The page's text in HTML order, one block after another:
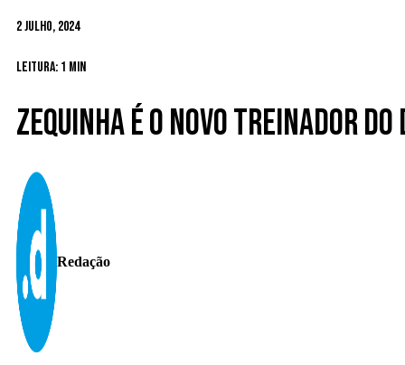
2 Julho, 2024
Leitura: 1 min
Zequinha é o novo treinador do
Redação